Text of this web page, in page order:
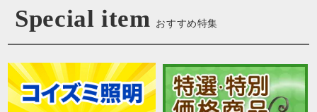
Special item おすすめ特集